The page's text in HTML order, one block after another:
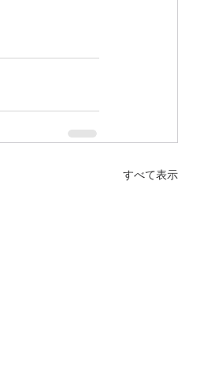
すべて表示